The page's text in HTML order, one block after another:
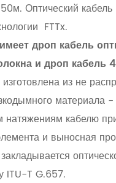
Оптический
FTTx.
дроп кабель
и дроп кабель
из не
материала -
натяжениям кабелю
и выносная
ITU-T G.657.